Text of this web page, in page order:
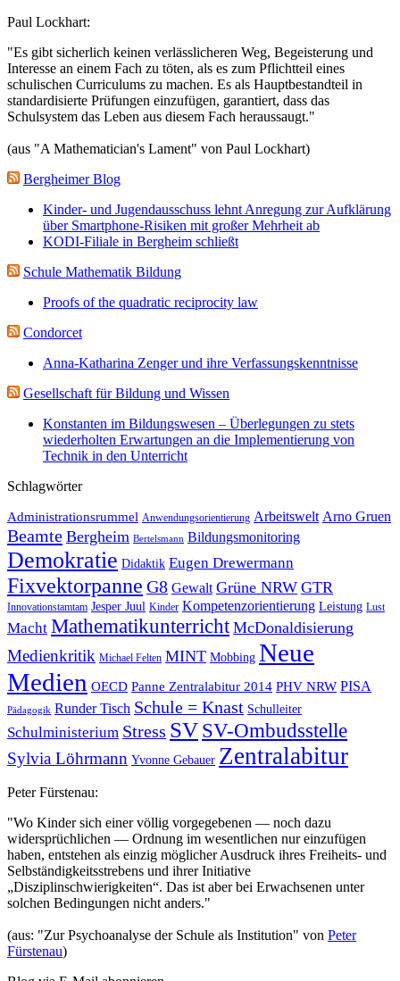
Paul Lockhart:
"Es gibt sicherlich keinen verlässlicheren Weg, Begeisterung und
Interesse an einem Fach zu töten, als es zum Pflichtteil eines
schulischen Curriculums zu machen. Es als Hauptbestandteil in
standardisierte Prüfungen einzufügen, garantiert, dass das
Schulsystem das Leben aus diesem Fach heraussaugt."
(aus "A Mathematician's Lament" von Paul Lockhart)
Bergheimer Blog
Kinder- und Jugendausschuss lehnt Anregung zur Aufklärung
über Smartphone-Risiken mit großer Mehrheit ab
KODI-Filiale in Bergheim schließt
Schule Mathematik Bildung
Proofs of the quadratic reciprocity law
Condorcet
Anna-Katharina Zenger und ihre Verfassungskenntnisse
Gesellschaft für Bildung und Wissen
Konstanten im Bildungswesen – Überlegungen zu stets
wiederholten Erwartungen an die Implementierung von
Technik in den Unterricht
Schlagwörter
Administrationsrummel Anwendungsorientierung Arbeitswelt Arno Gruen
Beamte Bergheim Bertelsmann Bildungsmonitoring
Demokratie Didaktik Eugen Drewermann
Fixvektorpanne G8 Gewalt Grüne NRW GTR
Innovationstamtam Jesper Juul Kinder Kompetenzorientierung Leistung Lust
Macht Mathematikunterricht McDonaldisierung
Medienkritik Michael Felten MINT Mobbing Neue
Medien OECD Panne Zentralabitur 2014 PHV NRW PISA
Pädagogik Runder Tisch Schule = Knast Schulleiter
Schulministerium Stress SV SV-Ombudsstelle
Sylvia Löhrmann Yvonne Gebauer Zentralabitur
Peter Fürstenau:
"Wo Kinder sich einer völlig vorgegebenen — noch dazu
widersprüchlichen — Ordnung im wesentlichen nur einzufügen
haben, entstehen als einzig möglicher Ausdruck ihres Freiheits- und
Selbständigkeitsstrebens und ihrer Initiative
„Disziplinschwierigkeiten“. Das ist aber bei Erwachsenen unter
solchen Bedingungen nicht anders."
(aus: "Zur Psychoanalyse der Schule als Institution" von Peter
Fürstenau)